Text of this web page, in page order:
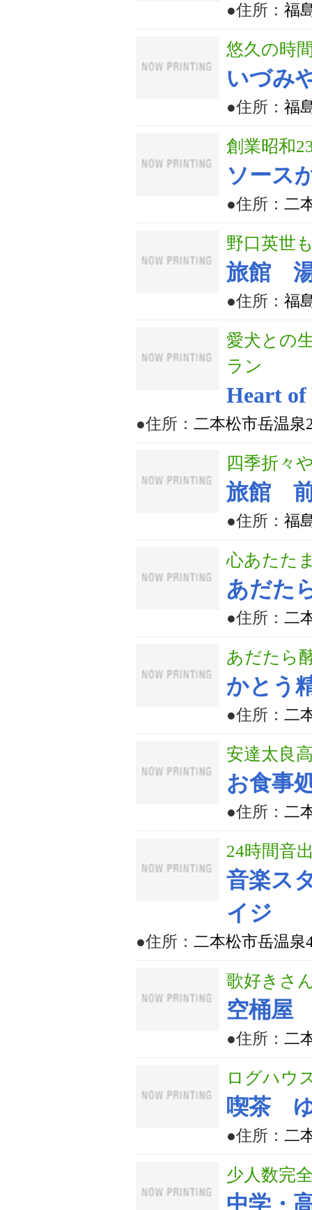
●住所： 福
悠久の時
いづみ
●住所： 福
創業昭和
ソース
●住所： 二
野口英世
旅館
●住所： 福
愛犬との
ラン
Heart of
●住所： 二本松市岳温泉
四季折々
旅館
●住所： 福
心あたた
あだた
●住所： 二
あだたら
かとう
●住所： 二
安達太良
お食事
●住所： 二
24時間音
音楽ス
イジ
●住所： 二本松市岳温泉
歌好きさ
空桶屋
●住所： 二
ログハウ
喫茶
●住所： 二
少人数完
中学・